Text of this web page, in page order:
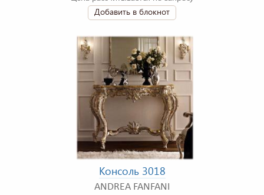
Добавить в блокнот
Консоль 3018
ANDREA FANFANI